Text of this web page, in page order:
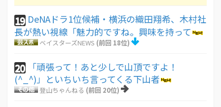
19 DeNAドラ1位候補・横浜の織田翔希、木村社
長が熱い視線「魅力的ですね。興味を持って
ベイスターズNEWS (前回 18位)
20
「頑張って！あと少しで山頂ですよ！
(^_^)」といちいち言ってくる下山者
登山ちゃんねる (前回 20位)